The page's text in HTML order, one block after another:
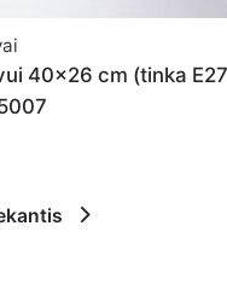
40x26 cm (tinka